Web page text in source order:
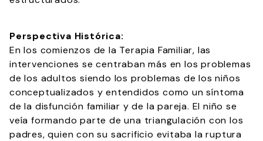
Perspectiva Histórica:
En los comienzos de la Terapia Familiar, las
intervenciones se centraban más en los problemas
de los adultos siendo los problemas de los niños
conceptualizados y entendidos como un síntoma
de la disfunción familiar y de la pareja. El niño se
veía formando parte de una triangulación con los
padres, quien con su sacrificio evitaba la ruptura